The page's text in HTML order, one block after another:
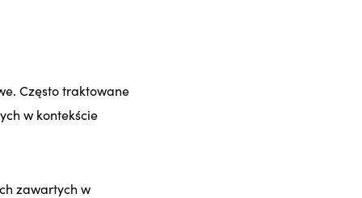
Często traktowane
w kontekście
zawartych w